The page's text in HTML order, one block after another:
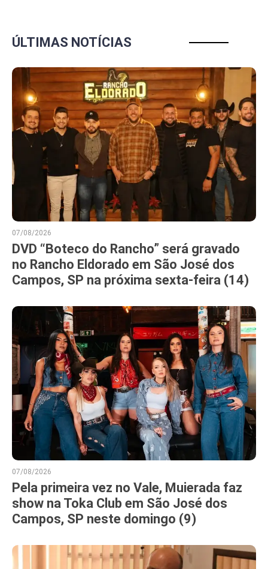
ÚLTIMAS NOTÍCIAS
07/08/2026
DVD “Boteco do Rancho” será gravado
no Rancho Eldorado em São José dos
Campos, SP na próxima sexta-feira (14)
07/08/2026
Pela primeira vez no Vale, Muierada faz
show na Toka Club em São José dos
Campos, SP neste domingo (9)